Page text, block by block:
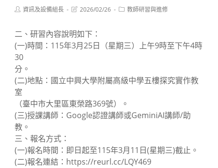
Post資訊及設備組長
Post2026/02/26
Post教師研習與進修
二、研習內容說明如下：
(一)時間：115年3月25日（星期三）上午9時至下午4時
30
分。
(二)地點：國立中興大學附屬高級中學五樓探究實作教
室
（臺中市大里區東榮路369號）。
(三)授課講師：Google認證講師或GeminiAI講師/助
教。
三、報名方式：
(一)報名時間：即日起至115年3月11日(星期三)截止。
(二)報名連結：https://reurl.cc/LQY469